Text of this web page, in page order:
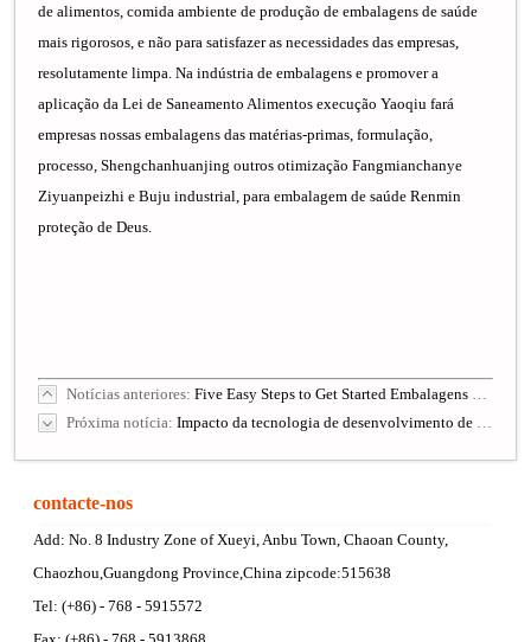
Notícias anteriores: Five Easy Steps to Get Started Embalagens Seu Produto
Próxima notícia: Impacto da tecnologia de desenvolvimento de embalagens flexíveis de carne na China
contacte-nos
Add: No. 8 Industry Zone of Xueyi, Anbu Town, Chaoan County,
Chaozhou,Guangdong Province,China zipcode:515638
Tel: (+86) - 768 - 5915572